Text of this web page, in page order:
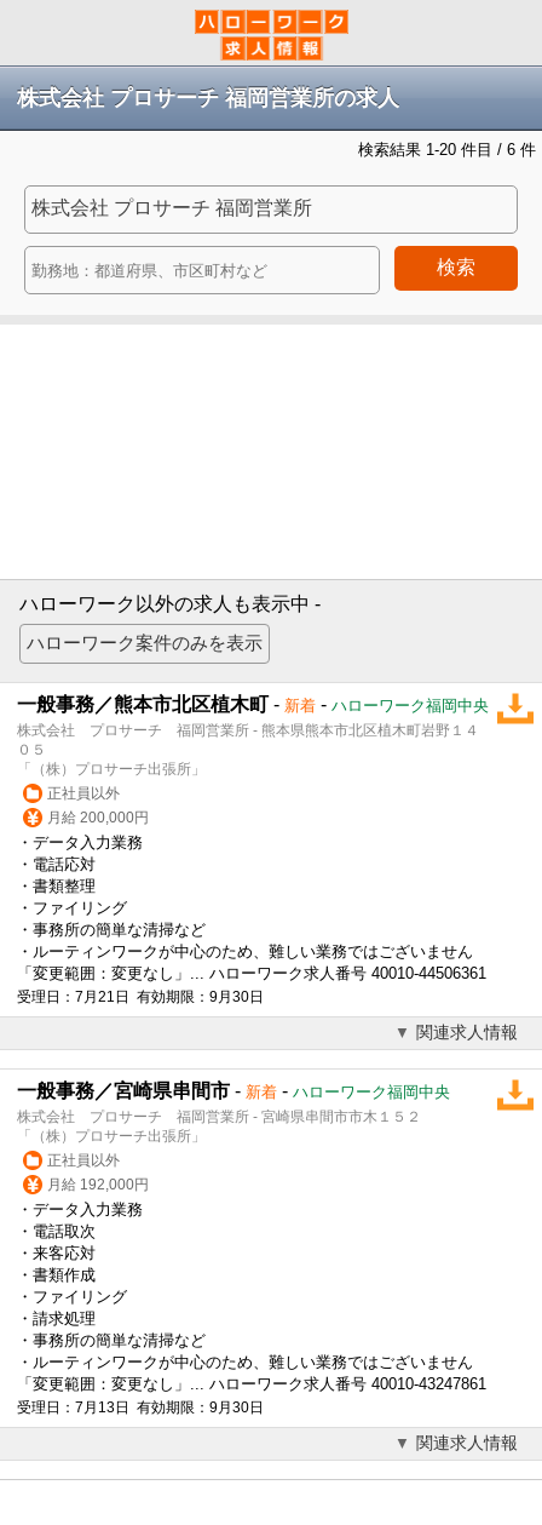
株式会社 プロサーチ 福岡営業所の求人
検索結果 1-20 件目 / 6 件
検索
ハローワーク以外の求人も表示中 -
一般事務／熊本市北区植木町- 新着 - ハローワーク福岡中央
株式会社 プロサーチ 福岡営業所 - 熊本県熊本市北区植木町岩野１４
０５
「（株）プロサーチ出張所」
正社員以外
月給 200,000円
・データ入力業務
・電話応対
・書類整理
・ファイリング
・事務所の簡単な清掃など
・ルーティンワークが中心のため、難しい業務ではございません
「変更範囲：変更なし」... ハローワーク求人番号 40010-44506361
受理日：7月21日 有効期限：9月30日
関連求人情報
一般事務／宮崎県串間市 - 新着 - ハローワーク福岡中央
株式会社 プロサーチ 福岡営業所 - 宮崎県串間市市木１５２
「（株）プロサーチ出張所」
正社員以外
月給 192,000円
・データ入力業務
・電話取次
・来客応対
・書類作成
・ファイリング
・請求処理
・事務所の簡単な清掃など
・ルーティンワークが中心のため、難しい業務ではございません
「変更範囲：変更なし」... ハローワーク求人番号 40010-43247861
受理日：7月13日 有効期限：9月30日
関連求人情報